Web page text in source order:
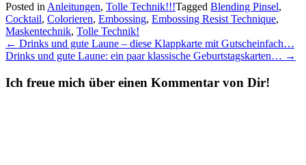
Posted in Anleitungen, Tolle Technik!!!Tagged Blending Pinsel,
Cocktail, Colorieren, Embossing, Embossing Resist Technique,
Maskentechnik, Tolle Technik!
Post
navigation
← Drinks und gute Laune – diese Klappkarte mit Gutscheinfach…
Drinks und gute Laune: ein paar klassische Geburtstagskarten… →
Ich freue mich über einen Kommentar von Dir!